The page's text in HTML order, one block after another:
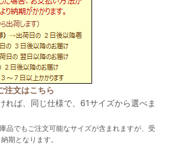
注文はこちら
れば、同じ仕様で、61サイズから選べま
品でもご注文可能なサイズが含まれますが、受
期となります。